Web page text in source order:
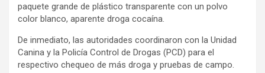
paquete grande de plástico transparente con un polvo
color blanco, aparente droga cocaína.
De inmediato, las autoridades coordinaron con la Unidad
Canina y la Policía Control de Drogas (PCD) para el
respectivo chequeo de más droga y pruebas de campo.